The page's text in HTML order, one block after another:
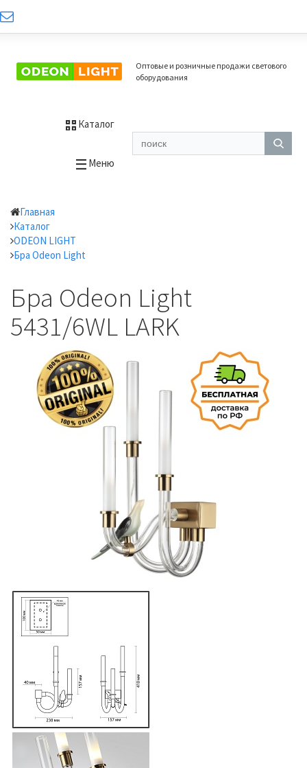
Оптовые и розничные продажи светового
оборудования
Каталог
Меню
Главная
Каталог
ODEON LIGHT
Бра Odeon Light
Бра Odeon Light
5431/6WL LARK